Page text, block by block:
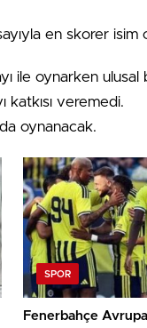
en skorer
ile oynarken
katkısı veremedi.
oynanacak.
SPOR
Fenerbahçe